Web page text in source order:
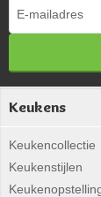
Keukens
Keukencollectie
Keukenstijlen